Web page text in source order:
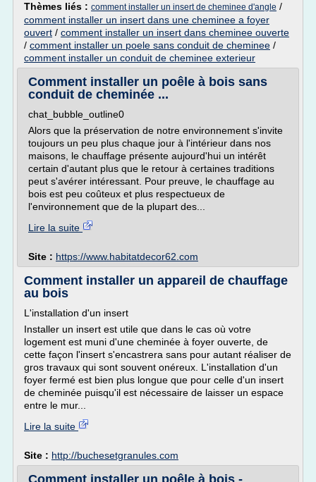
Thèmes liés : comment installer un insert de cheminee d'angle /
comment installer un insert dans une cheminee a foyer
ouvert / comment installer un insert dans cheminee ouverte
/ comment installer un poele sans conduit de cheminee /
comment installer un conduit de cheminee exterieur
Comment installer un poêle à bois sans
conduit de cheminée ...
chat_bubble_outline0
Alors que la préservation de notre environnement s'invite
toujours un peu plus chaque jour à l'intérieur dans nos
maisons, le chauffage présente aujourd'hui un intérêt
certain d'autant plus que le retour à certaines traditions
peut s'avérer intéressant. Pour preuve, le chauffage au
bois est peu coûteux et plus respectueux de
l'environnement que de la plupart des...
Lire la suite
Site : https://www.habitatdecor62.com
Comment installer un appareil de chauffage
au bois
L'installation d'un insert
Installer un insert est utile que dans le cas où votre
logement est muni d'une cheminée à foyer ouverte, de
cette façon l'insert s'encastrera sans pour autant réaliser de
gros travaux qui sont souvent onéreux. L'installation d'un
foyer fermé est bien plus longue que pour celle d'un insert
de cheminée puisqu'il est nécessaire de laisser un espace
entre le mur...
Lire la suite
Site : http://buchesetgranules.com
Comment installer un poêle à bois -